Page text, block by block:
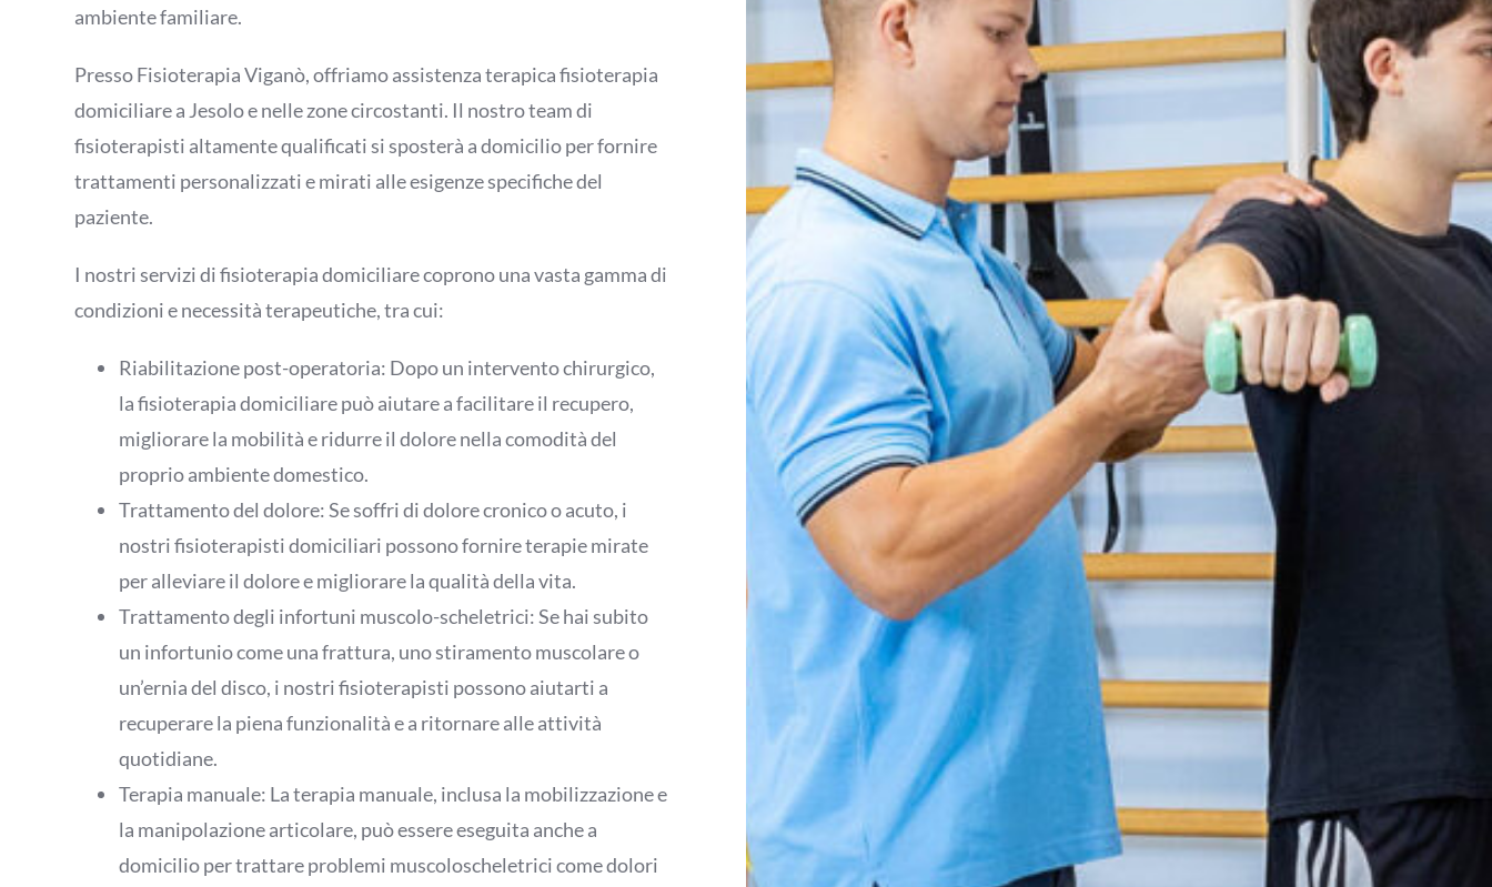
ambiente familiare.
Presso Fisioterapia Viganò, offriamo assistenza terapica fisioterapia
domiciliare a Jesolo e nelle zone circostanti. Il nostro team di
fisioterapisti altamente qualificati si sposterà a domicilio per fornire
trattamenti personalizzati e mirati alle esigenze specifiche del
paziente.
I nostri servizi di fisioterapia domiciliare coprono una vasta gamma di
condizioni e necessità terapeutiche, tra cui:
Riabilitazione post-operatoria: Dopo un intervento chirurgico,
la fisioterapia domiciliare può aiutare a facilitare il recupero,
migliorare la mobilità e ridurre il dolore nella comodità del
proprio ambiente domestico.
Trattamento del dolore: Se soffri di dolore cronico o acuto, i
nostri fisioterapisti domiciliari possono fornire terapie mirate
per alleviare il dolore e migliorare la qualità della vita.
Trattamento degli infortuni muscolo-scheletrici: Se hai subito
un infortunio come una frattura, uno stiramento muscolare o
un’ernia del disco, i nostri fisioterapisti possono aiutarti a
recuperare la piena funzionalità e a ritornare alle attività
quotidiane.
Terapia manuale: La terapia manuale, inclusa la mobilizzazione e
la manipolazione articolare, può essere eseguita anche a
domicilio per trattare problemi muscoloscheletrici come dolori